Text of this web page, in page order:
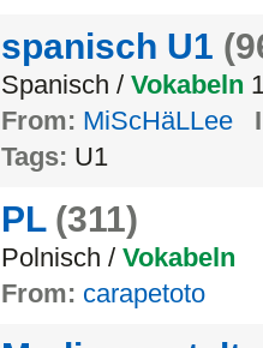
spanisch U1
Spanisch / Vokabeln
From: MiScHäLLee
Tags: U1
PL (311)
Polnisch / Vokabeln
From: carapetoto